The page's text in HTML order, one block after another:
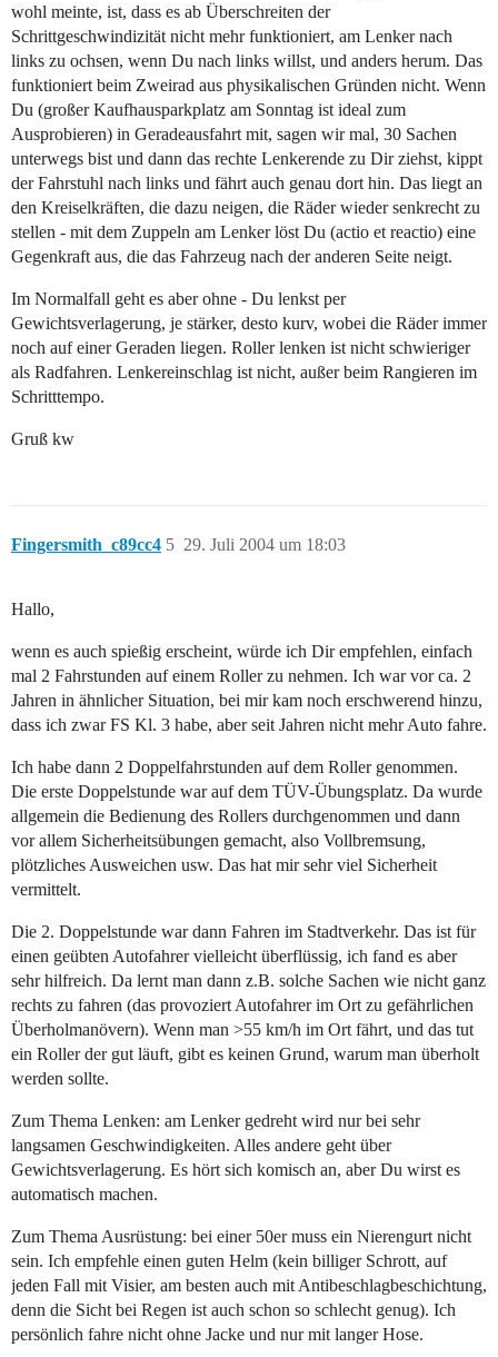
wohl meinte, ist, dass es ab Überschreiten der
Schrittgeschwindizität nicht mehr funktioniert, am Lenker nach
links zu ochsen, wenn Du nach links willst, und anders herum. Das
funktioniert beim Zweirad aus physikalischen Gründen nicht. Wenn
Du (großer Kaufhausparkplatz am Sonntag ist ideal zum
Ausprobieren) in Geradeausfahrt mit, sagen wir mal, 30 Sachen
unterwegs bist und dann das rechte Lenkerende zu Dir ziehst, kippt
der Fahrstuhl nach links und fährt auch genau dort hin. Das liegt an
den Kreiselkräften, die dazu neigen, die Räder wieder senkrecht zu
stellen - mit dem Zuppeln am Lenker löst Du (actio et reactio) eine
Gegenkraft aus, die das Fahrzeug nach der anderen Seite neigt.
Im Normalfall geht es aber ohne - Du lenkst per
Gewichtsverlagerung, je stärker, desto kurv, wobei die Räder immer
noch auf einer Geraden liegen. Roller lenken ist nicht schwieriger
als Radfahren. Lenkereinschlag ist nicht, außer beim Rangieren im
Schritttempo.
Gruß kw
Fingersmith_c89cc4 29. Juli 2004 um 18:03
5
Hallo,
wenn es auch spießig erscheint, würde ich Dir empfehlen, einfach
mal 2 Fahrstunden auf einem Roller zu nehmen. Ich war vor ca. 2
Jahren in ähnlicher Situation, bei mir kam noch erschwerend hinzu,
dass ich zwar FS Kl. 3 habe, aber seit Jahren nicht mehr Auto fahre.
Ich habe dann 2 Doppelfahrstunden auf dem Roller genommen.
Die erste Doppelstunde war auf dem TÜV-Übungsplatz. Da wurde
allgemein die Bedienung des Rollers durchgenommen und dann
vor allem Sicherheitsübungen gemacht, also Vollbremsung,
plötzliches Ausweichen usw. Das hat mir sehr viel Sicherheit
vermittelt.
Die 2. Doppelstunde war dann Fahren im Stadtverkehr. Das ist für
einen geübten Autofahrer vielleicht überflüssig, ich fand es aber
sehr hilfreich. Da lernt man dann z.B. solche Sachen wie nicht ganz
rechts zu fahren (das provoziert Autofahrer im Ort zu gefährlichen
Überholmanövern). Wenn man >55 km/h im Ort fährt, und das tut
ein Roller der gut läuft, gibt es keinen Grund, warum man überholt
werden sollte.
Zum Thema Lenken: am Lenker gedreht wird nur bei sehr
langsamen Geschwindigkeiten. Alles andere geht über
Gewichtsverlagerung. Es hört sich komisch an, aber Du wirst es
automatisch machen.
Zum Thema Ausrüstung: bei einer 50er muss ein Nierengurt nicht
sein. Ich empfehle einen guten Helm (kein billiger Schrott, auf
jeden Fall mit Visier, am besten auch mit Antibeschlagbeschichtung,
denn die Sicht bei Regen ist auch schon so schlecht genug). Ich
persönlich fahre nicht ohne Jacke und nur mit langer Hose.